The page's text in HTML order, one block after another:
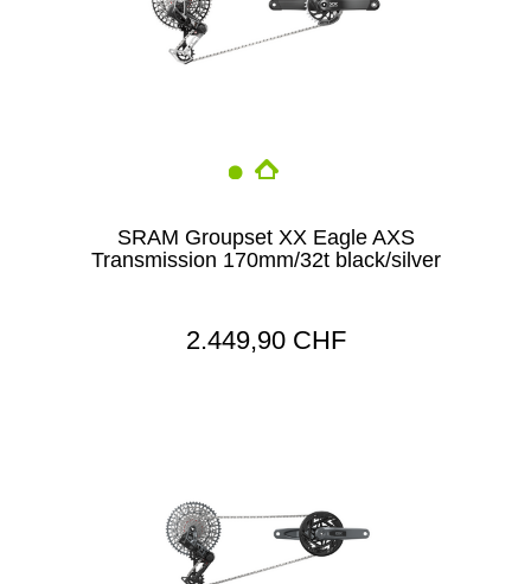
SRAM Groupset XX Eagle AXS
Transmission 170mm/32t black/silver
2.449,90 CHF